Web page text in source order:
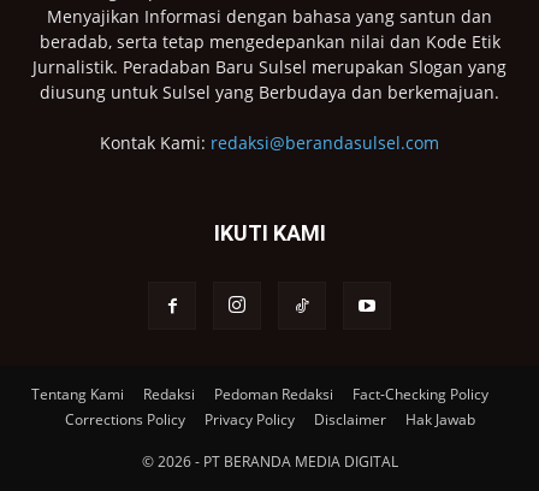
Menyajikan Informasi dengan bahasa yang santun dan
beradab, serta tetap mengedepankan nilai dan Kode Etik
Jurnalistik. Peradaban Baru Sulsel merupakan Slogan yang
diusung untuk Sulsel yang Berbudaya dan berkemajuan.
Kontak Kami: redaksi@berandasulsel.com
IKUTI KAMI
Tentang Kami Redaksi Pedoman Redaksi
Fact-Checking Policy
Corrections Policy
Privacy Policy Disclaimer Hak Jawab
© 2026 - PT BERANDA MEDIA DIGITAL